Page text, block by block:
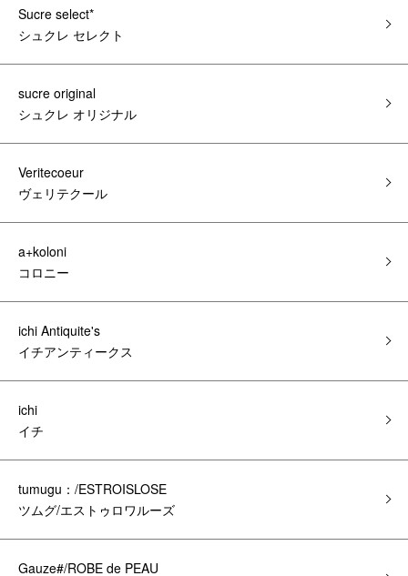
Sucre select*
シュクレ セレクト
sucre original
シュクレ オリジナル
Veritecoeur
ヴェリテクール
a+koloni
コロニー
ichi Antiquite's
イチアンティークス
ichi
イチ
tumugu：/ESTROISLOSE
ツムグ/エストゥロワルーズ
Gauze#/ROBE de PEAU